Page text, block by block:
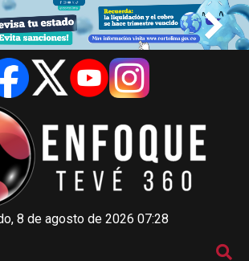
8 de agosto de 2026 07:28